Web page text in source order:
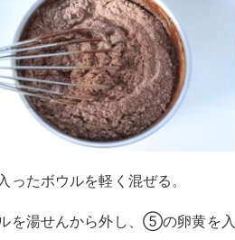
たボウルを軽く混ぜる。
湯せんから外し、⑤の卵黄を入